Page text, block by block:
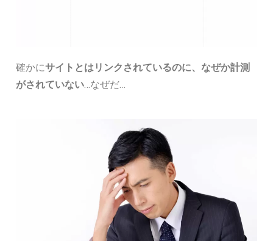
確かにサイトとはリンクされているのに、なぜか計測
がされていない …なぜだ…